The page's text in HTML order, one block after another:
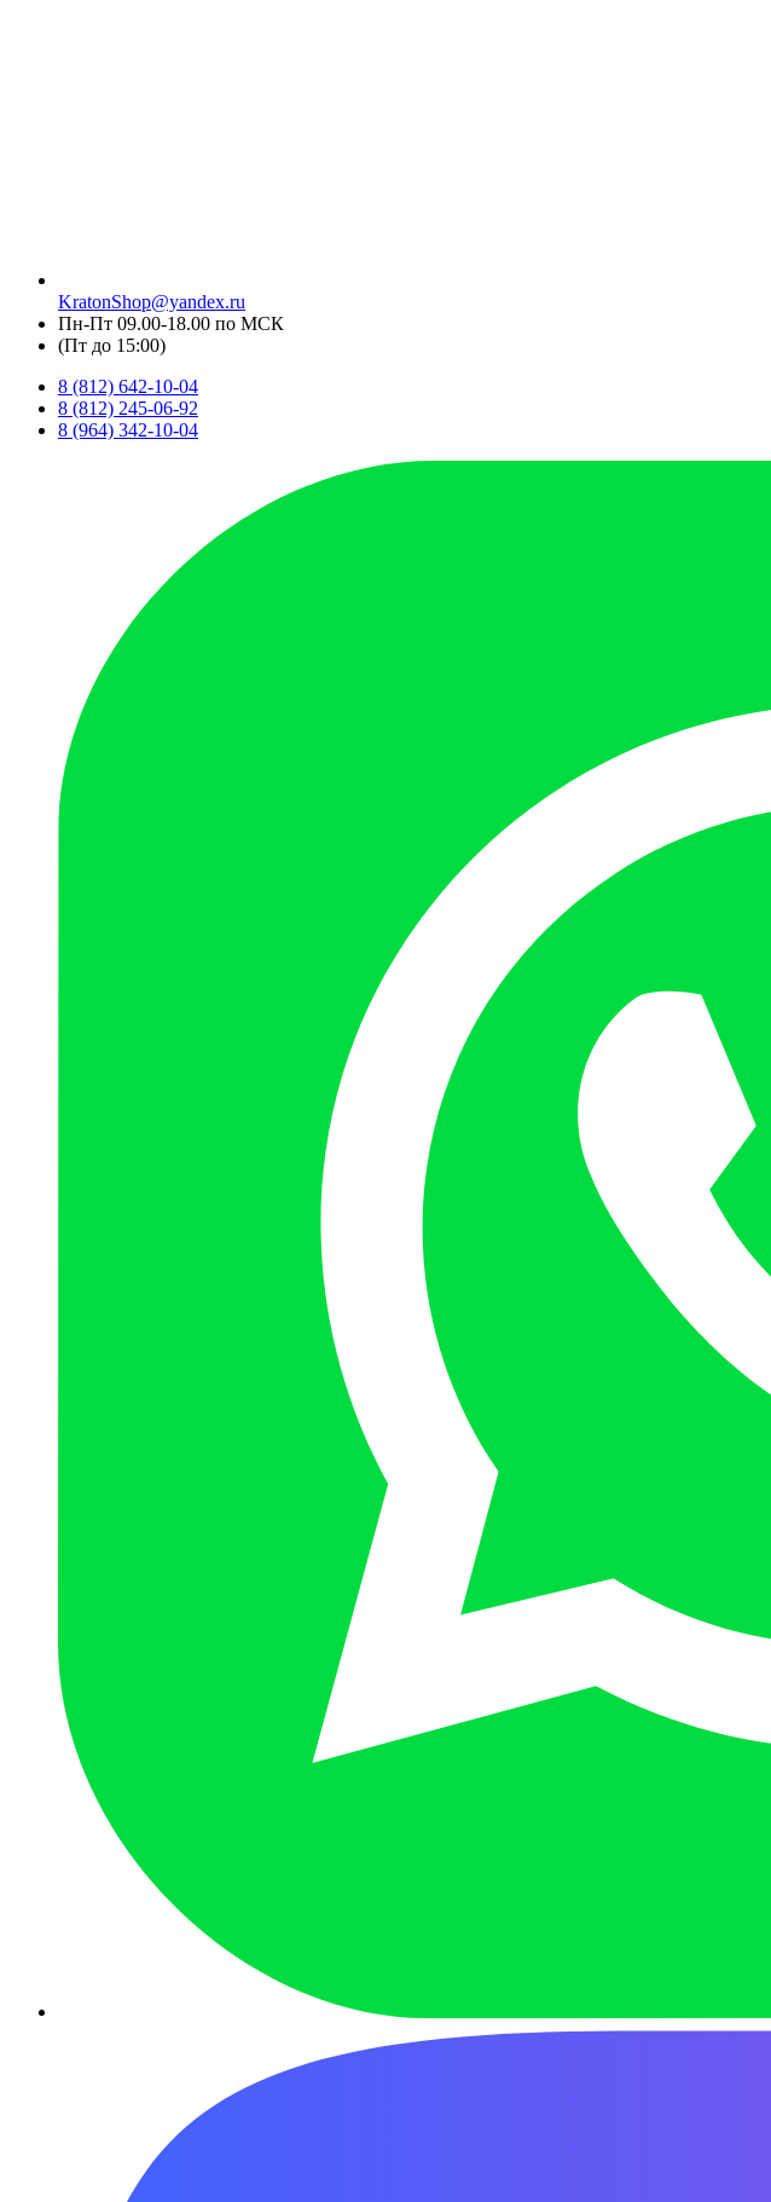
KratonShop@yandex.ru
Пн-Пт 09.00-18.00 по МСК
(Пт до 15:00)
8 (812) 642-10-04
8 (812) 245-06-92
8 (964) 342-10-04